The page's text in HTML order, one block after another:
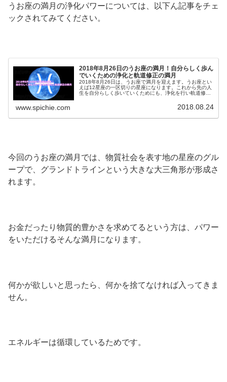
うお座の満月の浄化パワーについては、以下ん記事をチェ
ックされてみてください。
2018年8月26日のうお座の満月！自分らしく歩ん
でいくための浄化と軌道修正の満月
2018年8月26日は、うお座で満月を迎えます。うお座とい
えば12星座の一区切りの星座になります。これから先の人
生を自分らしく歩いていくためにも、浄化を行い軌道修正
www.spichie.com 2018.08.24
今回のうお座の満月では、物質社会を表す地の星座のグル
ープで、グランドトラインという大きな大三角形が形成さ
れます。
お金だったり物質的豊かさを求めてるという方は、パワー
をいただけるそんな満月になります。
何かが欲しいと思ったら、何かを捨てなければ入ってきま
せん。
エネルギーは循環しているためです。